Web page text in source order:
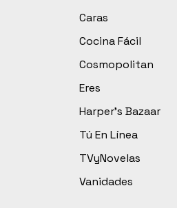
Caras
Cocina Fácil
Cosmopolitan
Eres
Harper’s Bazaar
Tú En Línea
TVyNovelas
Vanidades